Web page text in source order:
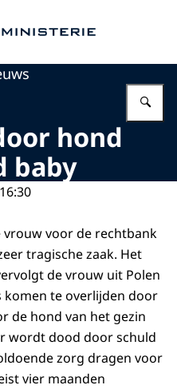
hond
baby
vrouw voor de rechtbank
tragische zaak. Het
de vrouw uit Polen
komen te overlijden door
de hond van het gezin
wordt dood door schuld
zorg dragen voor
vier maanden